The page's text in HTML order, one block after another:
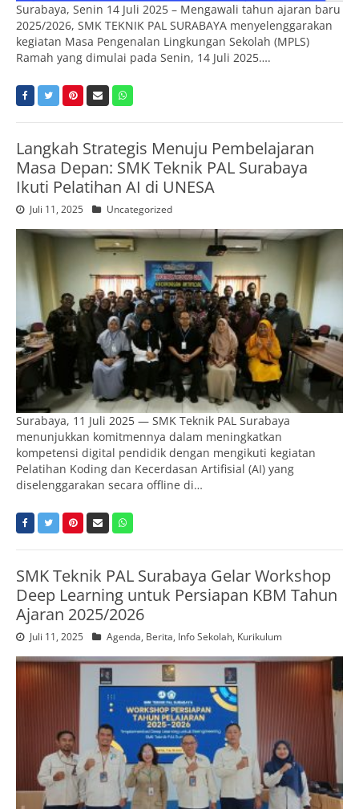
Surabaya, Senin 14 Juli 2025 – Mengawali tahun ajaran baru
2025/2026, SMK TEKNIK PAL SURABAYA menyelenggarakan
kegiatan Masa Pengenalan Lingkungan Sekolah (MPLS)
Ramah yang dimulai pada Senin, 14 Juli 2025….
Langkah Strategis Menuju Pembelajaran
Masa Depan: SMK Teknik PAL Surabaya
Ikuti Pelatihan AI di UNESA
Juli 11, 2025 Uncategorized
Surabaya, 11 Juli 2025 — SMK Teknik PAL Surabaya
menunjukkan komitmennya dalam meningkatkan
kompetensi digital pendidik dengan mengikuti kegiatan
Pelatihan Koding dan Kecerdasan Artifisial (AI) yang
diselenggarakan secara offline di…
SMK Teknik PAL Surabaya Gelar Workshop
Deep Learning untuk Persiapan KBM Tahun
Ajaran 2025/2026
Juli 11, 2025 Agenda, Berita, Info Sekolah, Kurikulum